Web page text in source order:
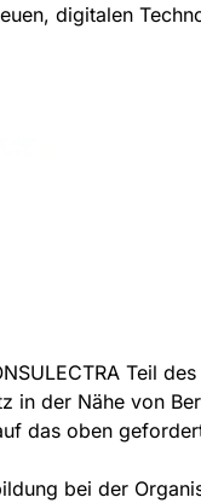
digitalen
Teil
in der Nähe von
das oben
bei der